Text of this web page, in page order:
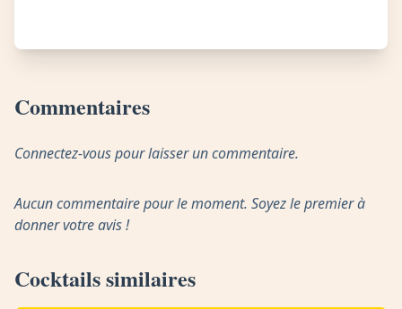
Commentaires
Connectez-vous pour laisser un commentaire.
Aucun commentaire pour le moment. Soyez le premier à
donner votre avis !
Cocktails similaires